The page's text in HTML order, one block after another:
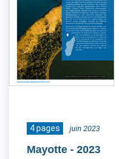
4 pages juin 2023
Mayotte - 2023